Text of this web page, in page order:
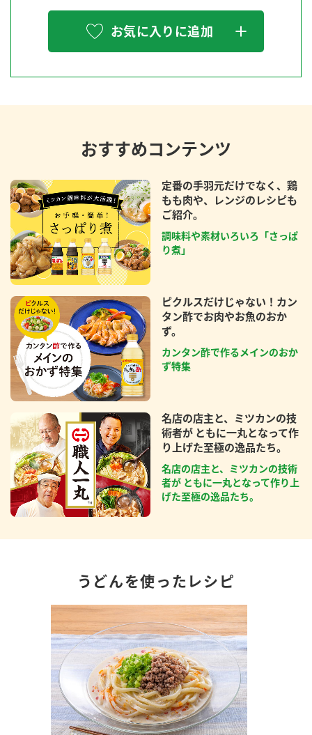
お気に入りに追加
おすすめコンテンツ
定番の手羽元だけでなく、鶏
もも肉や、レンジのレシピも
ご紹介。
調味料や素材いろいろ「さっぱ
り煮」
ピクルスだけじゃない！カン
タン酢でお肉やお魚のおか
ず。
カンタン酢で作るメインのおか
ず特集
名店の店主と、ミツカンの技
術者が ともに一丸となって作
り上げた至極の逸品たち。
名店の店主と、ミツカンの技術
者が ともに一丸となって作り上
げた至極の逸品たち。
うどんを使ったレシピ